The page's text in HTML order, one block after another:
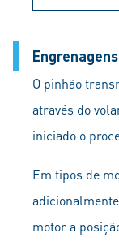
O pinhão
através do
iniciado o
Em tipos de
motor a